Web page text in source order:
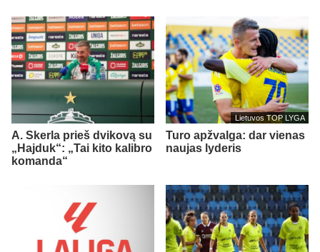
A. Skerla prieš dvikovą su
„Hajduk“: „Tai kito kalibro
komanda“
Lietuvos TOP LYGA
Turo apžvalga: dar vienas
naujas lyderis